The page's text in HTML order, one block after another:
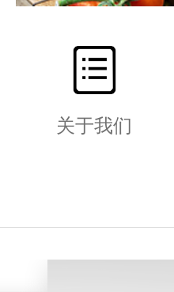
关于我们